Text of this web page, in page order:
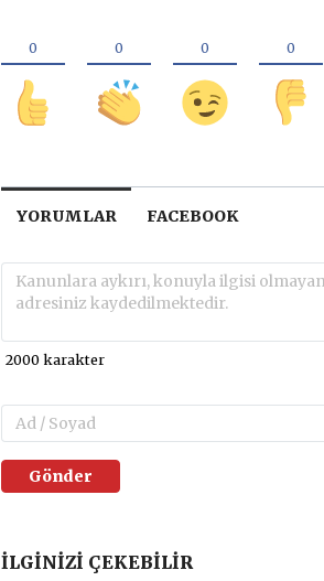
YORUMLAR FACEBOOK
Gönder
İLGINIZI ÇEKEBILIR